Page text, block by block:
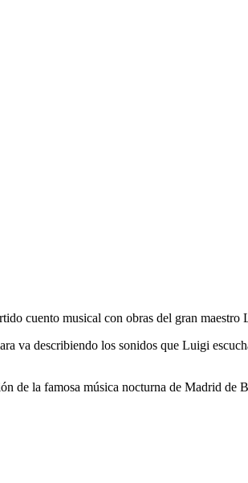
cuento musical con obras del gran
describiendo los sonidos que Luigi
de la famosa música nocturna de Madrid de